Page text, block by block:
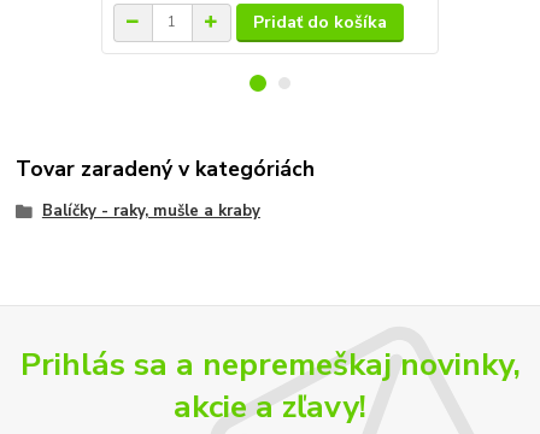
Pridať do košíka
Tovar zaradený v kategóriách
Balíčky - raky, mušle a kraby
Prihlás sa a nepremeškaj novinky,
akcie a zľavy!